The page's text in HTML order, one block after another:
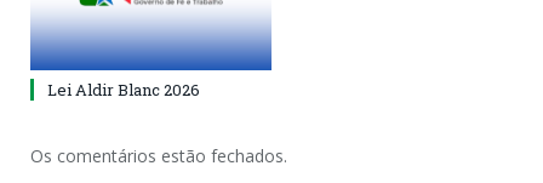
Lei Aldir Blanc 2026
Os comentários estão fechados.